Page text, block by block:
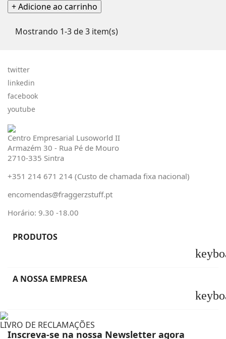
+ Adicione ao carrinho
Mostrando 1-3 de 3 item(s)
twitter
linkedin
facebook
youtube
Centro Empresarial Lusoworld II
Armazém 30 - Rua Pé de Mouro
2710-335 Sintra
+351 214 671 214 (Custo de chamada fixa nacional)
encomendas@fraggerzstuff.pt
Horário: 9.30 -18.00
PRODUTOS
A NOSSA EMPRESA
LIVRO DE RECLAMAÇÕES
Inscreva-se na nossa Newsletter agora